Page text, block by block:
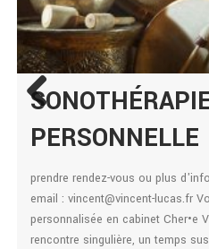
PERSONNELLE
prendre rendez-vous ou plus
email : vincent@vincent-lucas.fr
personnalisée en cabinet Cher•e
rencontre singulière, un temps
VOS RETOURS
us